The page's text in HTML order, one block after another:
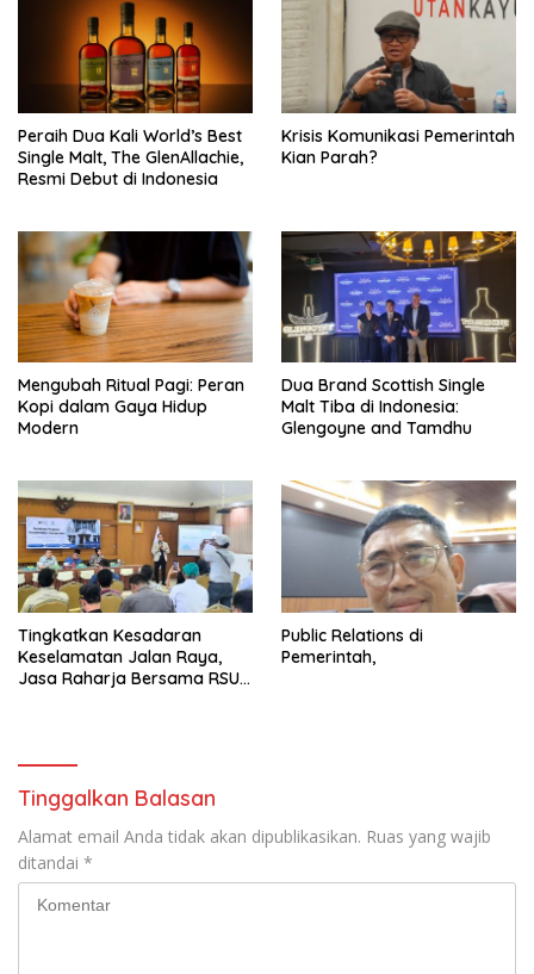
Peraih Dua Kali World’s Best
Single Malt, The GlenAllachie,
Resmi Debut di Indonesia
Krisis Komunikasi Pemerintah
Kian Parah?
Mengubah Ritual Pagi: Peran
Kopi dalam Gaya Hidup
Modern
Dua Brand Scottish Single
Malt Tiba di Indonesia:
Glengoyne and Tamdhu
Tingkatkan Kesadaran
Keselamatan Jalan Raya,
Jasa Raharja Bersama RSU
Public Relations di
Pemerintah,
Tinggalkan Balasan
Alamat email Anda tidak akan dipublikasikan. Ruas yang wajib
ditandai *